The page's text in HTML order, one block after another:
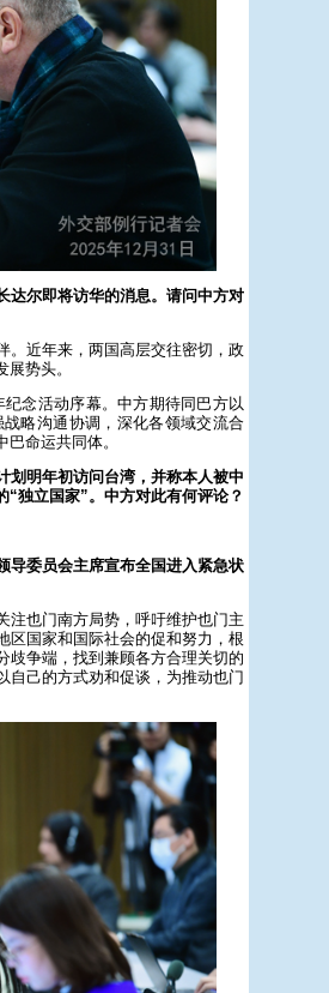
达尔即将访华的消息。请问中方对
。近年来，两国高层交往密切，政
势头。
念活动序幕。中方期待同巴方以
略沟通协调，深化各领域交流合
命运共同体。
划明年初访问台湾，并称本人被中
独立国家”。中方对此有何评论？
导委员会主席宣布全国进入紧急状
注也门南方局势，呼吁维护也门主
区国家和国际社会的促和努力，根
歧争端，找到兼顾各方合理关切的
自己的方式劝和促谈，为推动也门